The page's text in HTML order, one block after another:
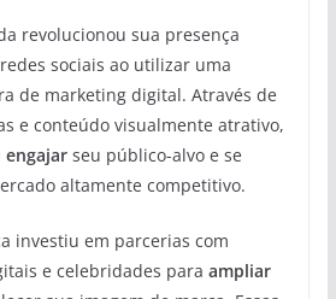
revolucionou sua presença
sociais ao utilizar uma
de marketing digital. Através de
e conteúdo visualmente atrativo,
engajarseu público-alvo e se
altamente competitivo.
investiu em parcerias com
e celebridades para ampliar